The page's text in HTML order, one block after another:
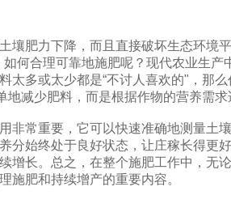
壤肥力下降，而且直接破坏生态环境
何合理可靠地施肥呢？现代农业生
太多或太少都是“不讨人喜欢的"，那
减少肥料，而是根据作物的营养需求
常重要，它可以快速准确地测量土
分始终处于良好状态，让庄稼长得更
增长。总之，在整个施肥工作中，无
施肥和持续增产的重要内容。